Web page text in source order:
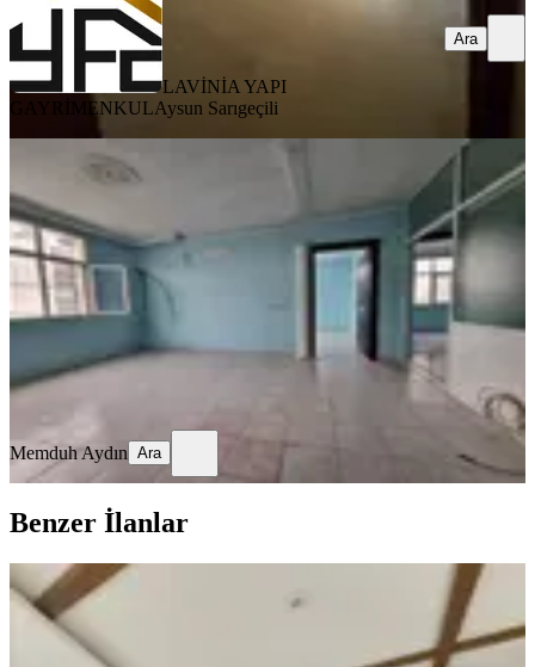
LAVİNİA YAPI
GAYRİMENKULAysun Sarıgeçili
Ara
Barıs Mahallesı Kıralık 2+1 Daire
Seyhan, Barış Mahallesi
·03.05.2026
Memduh Aydın
Memduh Aydın Ara
Benzer İlanlar
ÖNE ÇIKAN
Selanikten Türkmenbaşı Bulvarı
Cepheli 3+1+çb+go+kilerli D.gazlı